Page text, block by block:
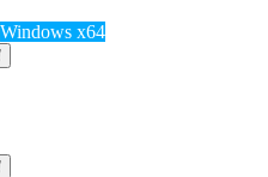
Windows x64